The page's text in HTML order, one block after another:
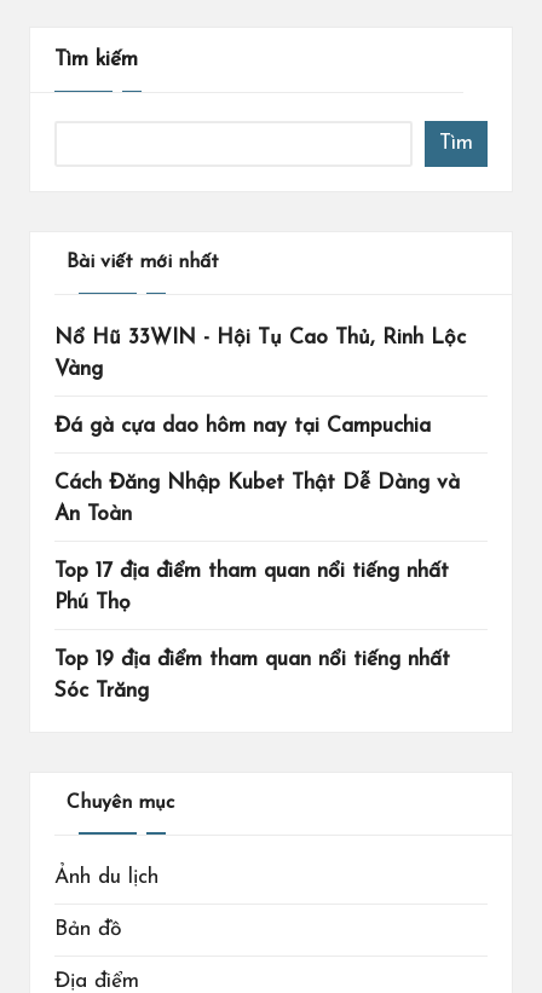
Tìm kiếm
Tìm
Bài viết mới nhất
Nổ Hũ 33WIN - Hội Tụ Cao Thủ, Rinh Lộc
Vàng
Đá gà cựa dao hôm nay tại Campuchia
Cách Đăng Nhập Kubet Thật Dễ Dàng và
An Toàn
Top 17 địa điểm tham quan nổi tiếng nhất
Phú Thọ
Top 19 địa điểm tham quan nổi tiếng nhất
Sóc Trăng
Chuyên mục
Ảnh du lịch
Bản đồ
Địa điểm